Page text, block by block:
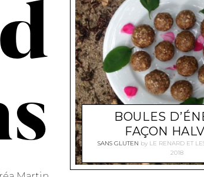
BOULES
FAÇON
SANS GLUTEN by LE RENARD ET
2018